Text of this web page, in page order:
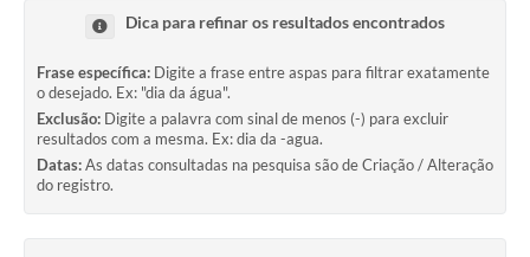
Mapa do Site
Ouvidoria
SIC
Dica para refinar os resultados encontrados
Frase específica: Digite a frase entre aspas para filtrar exatamente
o desejado. Ex: "dia da água".
Exclusão: Digite a palavra com sinal de menos (-) para excluir
resultados com a mesma. Ex: dia da -agua.
Datas:As datas consultadas na pesquisa são de Criação / Alteração
do registro.